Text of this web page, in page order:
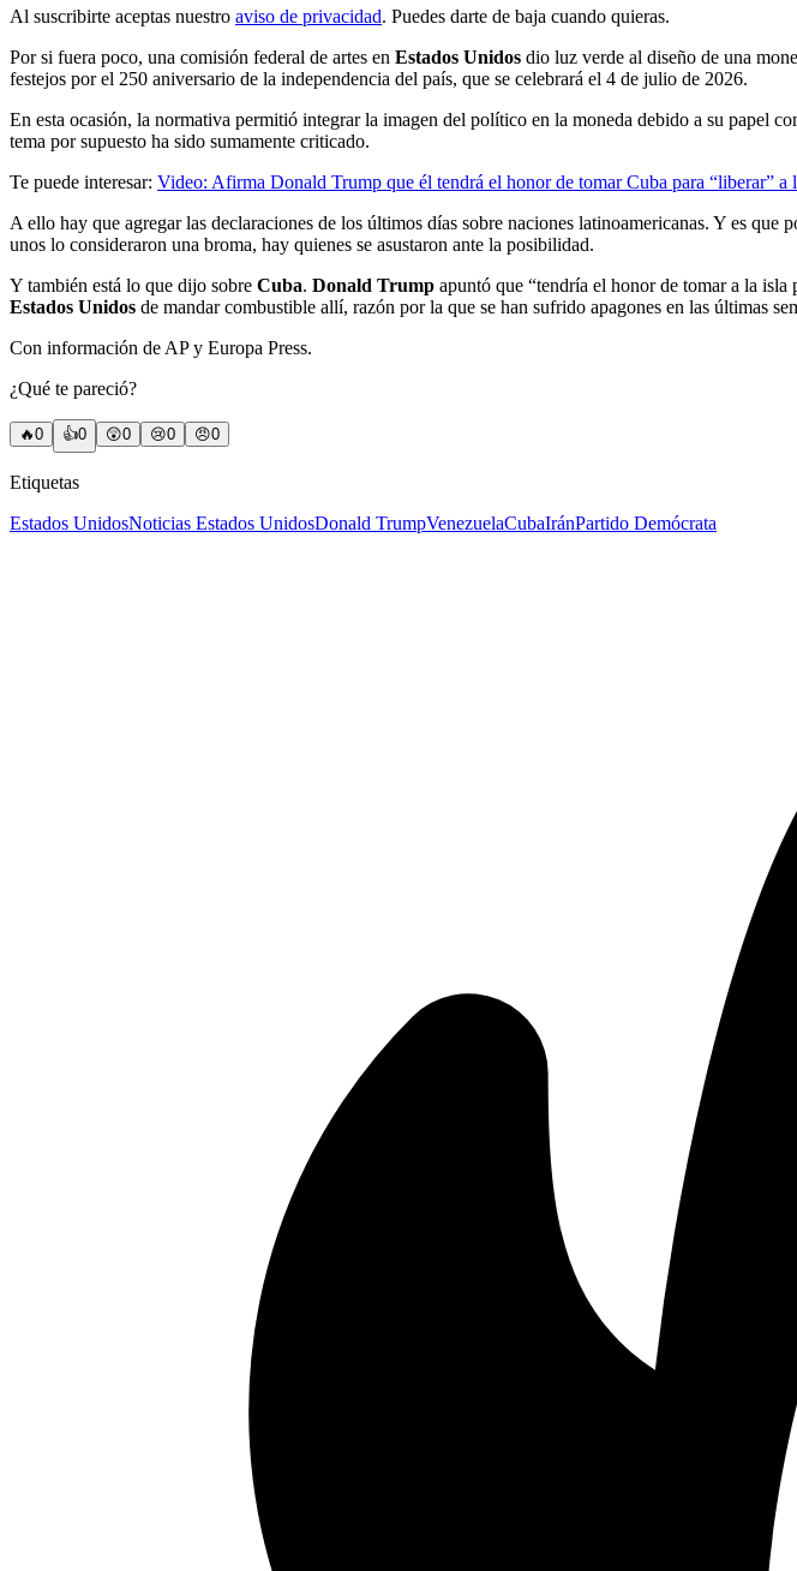
Al suscribirte aceptas nuestro aviso de privacidad. Puedes darte de baja cuando quieras.
Por si fuera poco, una comisión federal de artes en Estados Unidos dio luz verde al diseño de una
festejos por el 250 aniversario de la independencia del país, que se celebrará el 4 de julio de 2026.
En esta ocasión, la normativa permitió integrar la imagen del político en la moneda debido a su papel
tema por supuesto ha sido sumamente criticado.
Te puede interesar: Video: Afirma Donald Trump que él tendrá el honor de tomar Cuba para “liberar” a
A ello hay que agregar las declaraciones de los últimos días sobre naciones latinoamericanas. Y es
unos lo consideraron una broma, hay quienes se asustaron ante la posibilidad.
Y también está lo que dijo sobre Cuba. Donald Trump apuntó que “tendría el honor de tomar a la
Estados Unidos de mandar combustible allí, razón por la que se han sufrido apagones en las últimas
Con información de AP y Europa Press.
¿Qué te pareció?
🔥0 👍0 😲0 😢0 😠0
Etiquetas
Estados UnidosNoticias Estados UnidosDonald TrumpVenezuelaCubaIránPartido Demócrata